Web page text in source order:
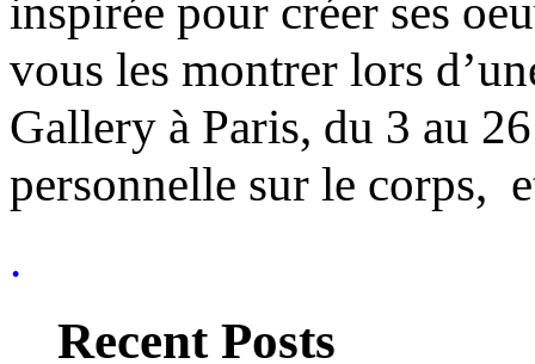
inspirée pour créer ses
vous les montrer lors
Gallery à Paris, du 3 au
personnelle sur le corps,
.
Recent Posts